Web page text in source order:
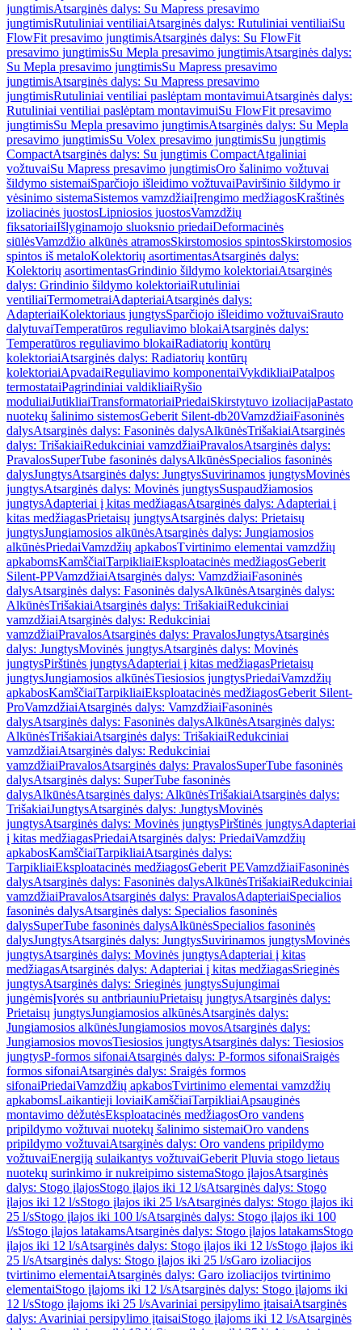
jungtimisAtsarginės dalys: Su Mapress presavimo
jungtimisRutuliniai ventiliaiAtsarginės dalys: Rutuliniai ventiliaiSu
FlowFit presavimo jungtimisAtsarginės dalys: Su FlowFit
presavimo jungtimisSu Mepla presavimo jungtimisAtsarginės dalys:
Su Mepla presavimo jungtimisSu Mapress presavimo
jungtimisAtsarginės dalys: Su Mapress presavimo
jungtimisRutuliniai ventiliai paslėptam montavimuiAtsarginės dalys:
Rutuliniai ventiliai paslėptam montavimuiSu FlowFit presavimo
jungtimisSu Mepla presavimo jungtimisAtsarginės dalys: Su Mepla
presavimo jungtimisSu Volex presavimo jungtimisSu jungtimis
CompactAtsarginės dalys: Su jungtimis CompactAtgaliniai
vožtuvaiSu Mapress presavimo jungtimisOro šalinimo vožtuvai
šildymo sistemaiSparčiojo išleidimo vožtuvaiPaviršinio šildymo ir
vėsinimo sistemaSistemos vamzdžiaiĮrengimo medžiagosKraštinės
izoliacinės juostosLipniosios juostosVamzdžių
fiksatoriaiIšlyginamojo sluoksnio priedaiDeformacinės
siūlėsVamzdžio alkūnės atramosSkirstomosios spintosSkirstomosios
spintos iš metaloKolektorių asortimentasAtsarginės dalys:
Kolektorių asortimentasGrindinio šildymo kolektoriaiAtsarginės
dalys: Grindinio šildymo kolektoriaiRutuliniai
ventiliaiTermometraiAdapteriaiAtsarginės dalys:
AdapteriaiKolektoriaus jungtysSparčiojo išleidimo vožtuvaiSrauto
dalytuvaiTemperatūros reguliavimo blokaiAtsarginės dalys:
Temperatūros reguliavimo blokaiRadiatorių kontūrų
kolektoriaiAtsarginės dalys: Radiatorių kontūrų
kolektoriaiApvadaiReguliavimo komponentaiVykdikliaiPatalpos
termostataiPagrindiniai valdikliaiRyšio
moduliaiJutikliaiTransformatoriaiPriedaiSkirstytuvo izoliacijaPastato
nuotekų šalinimo sistemosGeberit Silent-db20VamzdžiaiFasoninės
dalysAtsarginės dalys: Fasoninės dalysAlkūnėsTrišakiaiAtsarginės
dalys: TrišakiaiRedukciniai vamzdžiaiPravalosAtsarginės dalys:
PravalosSuperTube fasoninės dalysAlkūnėsSpecialios fasoninės
dalysJungtysAtsarginės dalys: JungtysSuvirinamos jungtysMovinės
jungtysAtsarginės dalys: Movinės jungtysSuspaudžiamosios
jungtysAdapteriai į kitas medžiagasAtsarginės dalys: Adapteriai į
kitas medžiagasPrietaisų jungtysAtsarginės dalys: Prietaisų
jungtysJungiamosios alkūnėsAtsarginės dalys: Jungiamosios
alkūnėsPriedaiVamzdžių apkabosTvirtinimo elementai vamzdžių
apkabomsKamščiaiTarpikliaiEksploatacinės medžiagosGeberit
Silent-PPVamzdžiaiAtsarginės dalys: VamzdžiaiFasoninės
dalysAtsarginės dalys: Fasoninės dalysAlkūnėsAtsarginės dalys:
AlkūnėsTrišakiaiAtsarginės dalys: TrišakiaiRedukciniai
vamzdžiaiAtsarginės dalys: Redukciniai
vamzdžiaiPravalosAtsarginės dalys: PravalosJungtysAtsarginės
dalys: JungtysMovinės jungtysAtsarginės dalys: Movinės
jungtysPirštinės jungtysAdapteriai į kitas medžiagasPrietaisų
jungtysJungiamosios alkūnėsTiesiosios jungtysPriedaiVamzdžių
apkabosKamščiaiTarpikliaiEksploatacinės medžiagosGeberit Silent-
ProVamzdžiaiAtsarginės dalys: VamzdžiaiFasoninės
dalysAtsarginės dalys: Fasoninės dalysAlkūnėsAtsarginės dalys:
AlkūnėsTrišakiaiAtsarginės dalys: TrišakiaiRedukciniai
vamzdžiaiAtsarginės dalys: Redukciniai
vamzdžiaiPravalosAtsarginės dalys: PravalosSuperTube fasoninės
dalysAtsarginės dalys: SuperTube fasoninės
dalysAlkūnėsAtsarginės dalys: AlkūnėsTrišakiaiAtsarginės dalys:
TrišakiaiJungtysAtsarginės dalys: JungtysMovinės
jungtysAtsarginės dalys: Movinės jungtysPirštinės jungtysAdapteriai
į kitas medžiagasPriedaiAtsarginės dalys: PriedaiVamzdžių
apkabosKamščiaiTarpikliaiAtsarginės dalys:
TarpikliaiEksploatacinės medžiagosGeberit PEVamzdžiaiFasoninės
dalysAtsarginės dalys: Fasoninės dalysAlkūnėsTrišakiaiRedukciniai
vamzdžiaiPravalosAtsarginės dalys: PravalosAdapteriaiSpecialios
fasoninės dalysAtsarginės dalys: Specialios fasoninės
dalysSuperTube fasoninės dalysAlkūnėsSpecialios fasoninės
dalysJungtysAtsarginės dalys: JungtysSuvirinamos jungtysMovinės
jungtysAtsarginės dalys: Movinės jungtysAdapteriai į kitas
medžiagasAtsarginės dalys: Adapteriai į kitas medžiagasSrieginės
jungtysAtsarginės dalys: Srieginės jungtysSujungimai
jungėmisĮvorės su antbriauniuPrietaisų jungtysAtsarginės dalys:
Prietaisų jungtysJungiamosios alkūnėsAtsarginės dalys:
Jungiamosios alkūnėsJungiamosios movosAtsarginės dalys:
Jungiamosios movosTiesiosios jungtysAtsarginės dalys: Tiesiosios
jungtysP-formos sifonaiAtsarginės dalys: P-formos sifonaiSraigės
formos sifonaiAtsarginės dalys: Sraigės formos
sifonaiPriedaiVamzdžių apkabosTvirtinimo elementai vamzdžių
apkabomsLaikantieji loviaiKamščiaiTarpikliaiApsauginės
montavimo dėžutėsEksploatacinės medžiagosOro vandens
pripildymo vožtuvai nuotekų šalinimo sistemaiOro vandens
pripildymo vožtuvaiAtsarginės dalys: Oro vandens pripildymo
vožtuvaiEnergiją sulaikantys vožtuvaiGeberit Pluvia stogo lietaus
nuotekų surinkimo ir nukreipimo sistemaStogo įlajosAtsarginės
dalys: Stogo įlajosStogo įlajos iki 12 l/sAtsarginės dalys: Stogo
įlajos iki 12 l/sStogo įlajos iki 25 l/sAtsarginės dalys: Stogo įlajos iki
25 l/sStogo įlajos iki 100 l/sAtsarginės dalys: Stogo įlajos iki 100
l/sStogo įlajos latakamsAtsarginės dalys: Stogo įlajos latakamsStogo
įlajos iki 12 l/sAtsarginės dalys: Stogo įlajos iki 12 l/sStogo įlajos iki
25 l/sAtsarginės dalys: Stogo įlajos iki 25 l/sGaro izoliacijos
tvirtinimo elementaiAtsarginės dalys: Garo izoliacijos tvirtinimo
elementaiStogo įlajoms iki 12 l/sAtsarginės dalys: Stogo įlajoms iki
12 l/sStogo įlajoms iki 25 l/sAvariniai persipylimo įtaisaiAtsarginės
dalys: Avariniai persipylimo įtaisaiStogo įlajoms iki 12 l/sAtsarginės